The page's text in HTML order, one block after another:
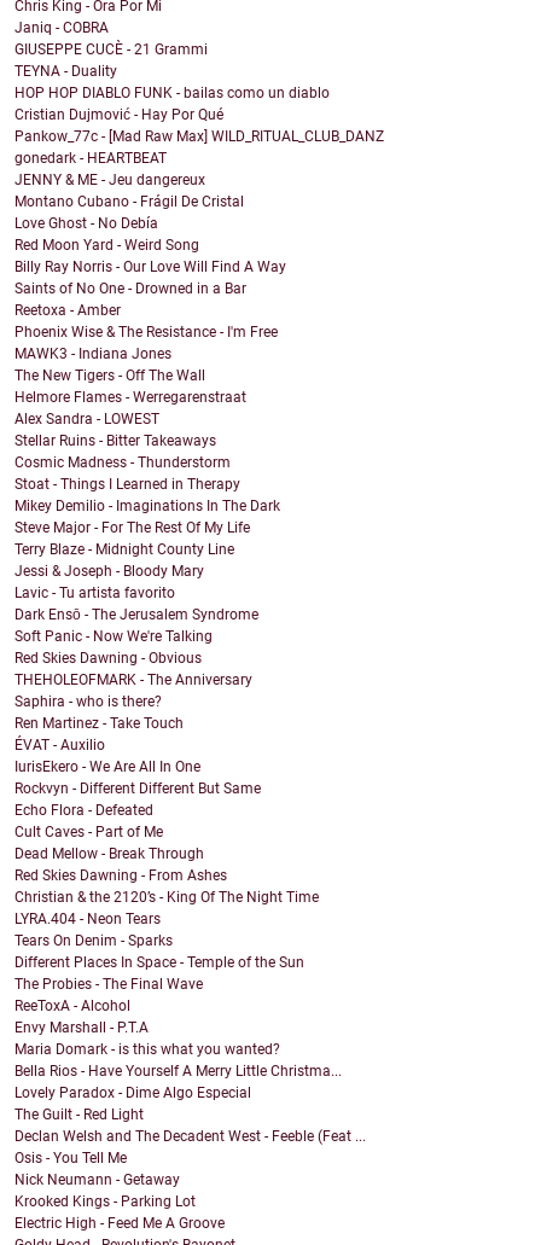
Chris King - Ora Por Mi
Janiq - COBRA
GIUSEPPE CUCÈ - 21 Grammi
TEYNA - Duality
HOP HOP DIABLO FUNK - bailas como un diablo
Cristian Dujmović - Hay Por Qué
Pankow_77c - [Mad Raw Max] WILD_RITUAL_CLUB_DANZ
gonedark - HEARTBEAT
JENNY & ME - Jeu dangereux
Montano Cubano - Frágil De Cristal
Love Ghost - No Debía
Red Moon Yard - Weird Song
Billy Ray Norris - Our Love Will Find A Way
Saints of No One - Drowned in a Bar
Reetoxa - Amber
Phoenix Wise & The Resistance - I'm Free
MAWK3 - Indiana Jones
The New Tigers - Off The Wall
Helmore Flames - Werregarenstraat
Alex Sandra - LOWEST
Stellar Ruins - Bitter Takeaways
Cosmic Madness - Thunderstorm
Stoat - Things I Learned in Therapy
Mikey Demilio - Imaginations In The Dark
Steve Major - For The Rest Of My Life
Terry Blaze - Midnight County Line
Jessi & Joseph - Bloody Mary
Lavic - Tu artista favorito
Dark Ensō - The Jerusalem Syndrome
Soft Panic - Now We're Talking
Red Skies Dawning - Obvious
THEHOLEOFMARK - The Anniversary
Saphira - who is there?
Ren Martinez - Take Touch
ÉVAT - Auxilio
IurisEkero - We Are All In One
Rockvyn - Different Different But Same
Echo Flora - Defeated
Cult Caves - Part of Me
Dead Mellow - Break Through
Red Skies Dawning - From Ashes
Christian & the 2120’s - King Of The Night Time
LYRA.404 - Neon Tears
Tears On Denim - Sparks
Different Places In Space - Temple of the Sun
The Probies - The Final Wave
ReeToxA - Alcohol
Envy Marshall - P.T.A
Maria Domark - is this what you wanted?
Bella Rios - Have Yourself A Merry Little Christma...
Lovely Paradox - Dime Algo Especial
The Guilt - Red Light
Declan Welsh and The Decadent West - Feeble (Feat ...
Osis - You Tell Me
Nick Neumann - Getaway
Krooked Kings - Parking Lot
Electric High - Feed Me A Groove